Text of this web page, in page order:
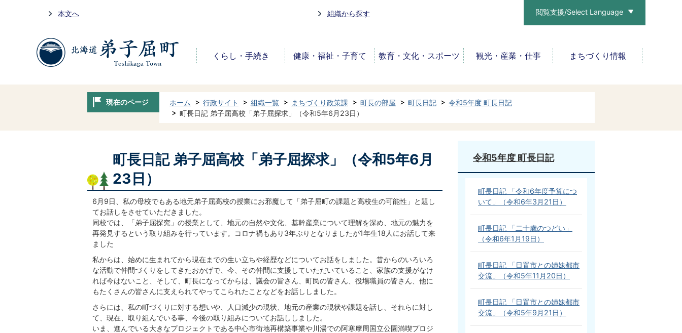
本文へ 組織から探す 閲覧支援/Select Language
くらし・手続き 健康・福祉・子育て 教育・文化・スポーツ 観光・産業・仕事 まちづくり情報
現在のページ ホーム 行政サイト 組織一覧 まちづくり政策課 町長の部屋 町長日記
令和5年度 町長日記
町長日記 弟子屈高校「弟子屈探求」（令和5年6月23日）
町長日記 弟子屈高校「弟子屈探求」（令和5年6月
23日）
6月9日、私の母校でもある地元弟子屈高校の授業にお邪魔して「弟子屈町の課題と高校生の可能性」と題し
てお話しをさせていただきました。
同校では、「弟子屈探究」の授業として、地元の自然や文化、基幹産業について理解を深め、地元の魅力を
再発見するという取り組みを行っています。コロナ禍もあり3年ぶりとなりましたが1年生18人にお話して来
ました
私からは、始めに生まれてから現在までの生い立ちや経歴などについてお話をしました。昔からのいろいろ
な活動で仲間づくりをしてきたおかげで、今、その仲間に支援していただいていること、家族の支援がなけ
れば今はないこと、そして、町長になってからは、議会の皆さん、町民の皆さん、役場職員の皆さん、他に
もたくさんの皆さんに支えられてやってこられたことなどをお話ししました。
さらには、私の町づくりに対する想いや、人口減少の現状、地元の産業の現状や課題を話し、それらに対し
て、現在、取り組んでいる事、今後の取り組みについてお話ししました。
いま、進んでいる大きなプロジェクトである中心市街地再構築事業や川湯での阿寒摩周国立公園満喫プロジ
令和5年度 町長日記
町長日記 「令和6年度予算につ
いて」（令和6年3月21日）
町長日記 「二十歳のつどい」
（令和6年1月19日）
町長日記 「日置市との姉妹都市
交流」（令和5年11月20日）
町長日記 「日置市との姉妹都市
交流」（令和5年9月21日）